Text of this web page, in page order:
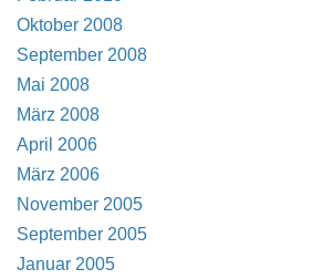
Oktober 2008
September 2008
Mai 2008
März 2008
April 2006
März 2006
November 2005
September 2005
Januar 2005